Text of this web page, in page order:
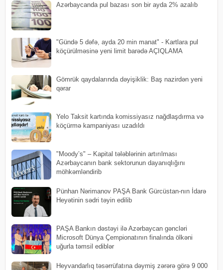
​Azərbaycanda pul bazası son bir ayda 2% azalıb
"Gündə 5 dəfə, ayda 20 min manat" - Kartlara pul
köçürülməsinə yeni limit barədə AÇIQLAMA
Gömrük qaydalarında dəyişiklik: Baş nazirdən yeni
qərar
Yelo Taksit kartında komissiyasız nağdlaşdırma və
köçürmə kampaniyası uzadıldı
"Moody’s" – Kapital tələblərinin artırılması
Azərbaycanın bank sektorunun dayanıqlığını
möhkəmləndirib
Pünhan Nərimanov PAŞA Bank Gürcüstan-nın İdarə
Heyətinin sədri təyin edilib
PAŞA Bankın dəstəyi ilə Azərbaycan gəncləri
Microsoft Dünya Çempionatının finalında ölkəni
uğurla təmsil ediblər
Heyvandarlıq təsərrüfatına dəymiş zərərə görə 9 000